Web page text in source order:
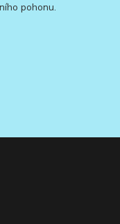
pohonu.